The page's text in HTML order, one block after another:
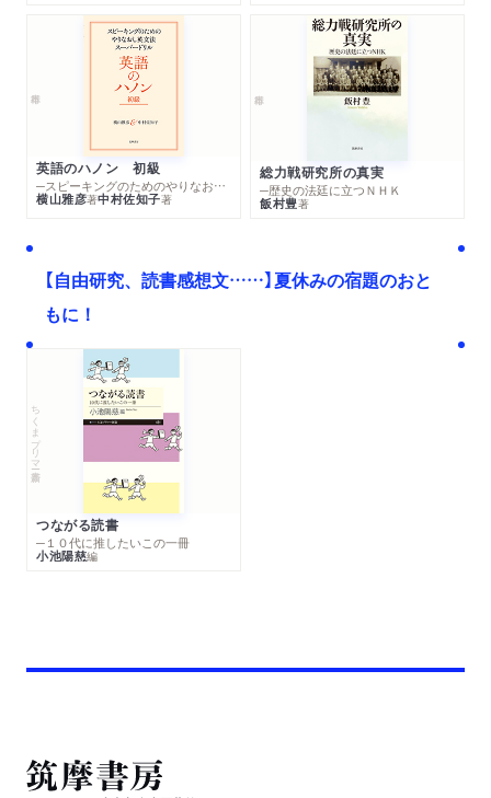
英語のハノン 初級
─スピーキングのためのやりなおし英文法スーパードリル
横山雅彦著中村佐知子著
総力戦研究所の真実
─歴史の法廷に立つＮＨＫ
飯村豊著
【自由研究、読書感想文……】夏休みの宿題のおと
もに！
ちくまプリマー新書
つながる読書
─１０代に推したいこの一冊
小池陽慈編